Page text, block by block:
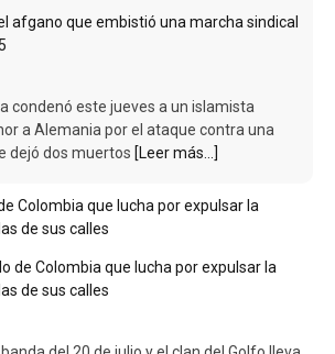
dejó dos muertos[Leer más...]
de sus calles
del 20 de julio y el clan del Golfo lleva